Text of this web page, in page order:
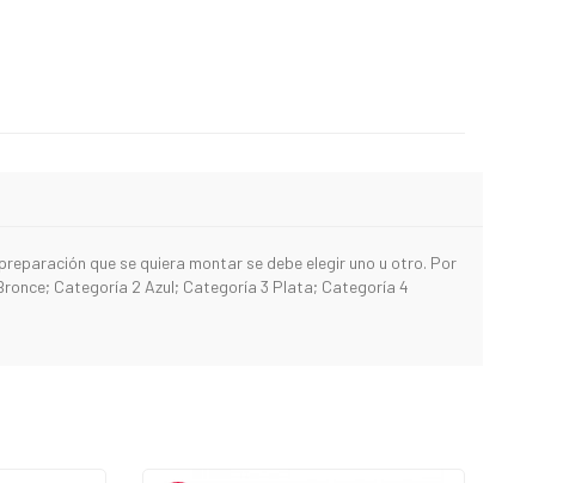
que se quiera montar se debe elegir uno u otro. Por
Categoría 2 Azul; Categoría 3 Plata; Categoría 4